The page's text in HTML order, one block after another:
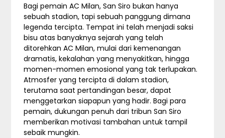
Bagi pemain AC Milan, San Siro bukan hanya
sebuah stadion, tapi sebuah panggung dimana
legenda tercipta. Tempat ini telah menjadi saksi
bisu atas banyaknya sejarah yang telah
ditorehkan AC Milan, mulai dari kemenangan
dramatis, kekalahan yang menyakitkan, hingga
momen-momen emosional yang tak terlupakan.
Atmosfer yang tercipta di dalam stadion,
terutama saat pertandingan besar, dapat
menggetarkan siapapun yang hadir. Bagi para
pemain, dukungan penuh dari tribun San Siro
memberikan motivasi tambahan untuk tampil
sebaik mungkin.